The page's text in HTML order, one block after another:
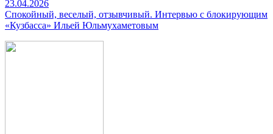
23.04.2026
Спокойный, веселый, отзывчивый. Интервью с блокирующим
«Кузбасса» Ильей Юльмухаметовым